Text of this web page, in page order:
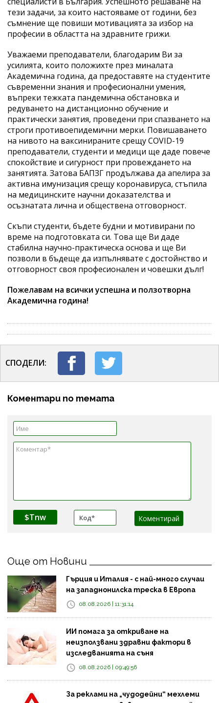
тези задачи, за които настояваме от години, без
съмнение ще повиши мотивацията за избор на
професии в областта на здравните грижи.
Уважаеми преподаватели, благодарим Ви за
усилията, които положихте през миналата
Академична година, да предоставяте на студентите
съвременни знания и професионални умения,
въпреки тежката пандемична обстановка и
редуването на дистанционно обучение и
практически занятия, проведени при спазването на
строги противоепидемични мерки. Повишаването
на нивото на ваксинираните срещу COVID-19
преподаватели, студенти и медици ще даде повече
спокойствие и сигурност при провеждането на
занятията. Затова БАПЗГ продължава да апелира за
активна имунизация срещу коронавируса, стъпила
на медицинските научни доказателства и
осъзнатата лична и обществена отговорност.
Скъпи студенти, бъдете будни и мотивирани по
време на подготовката си. Това ще Ви даде
стабилна научно-практическа основа и ще Ви
позволи в бъдеще да изпълнявате с достойнство и
отговорност своя професионален и човешки дълг!
Пожелавам на всички успешна и ползотворна
Академична година!
СПОДЕЛИ:
Коментари по темата
$Tnw
Още от Новини
Гърция и Италия - с най-много случаи
на западнонилска треска в Европа
08.08.2026 | 11:31:14
ИИ помага за откриване на
неизползвани здравни фактори в
изследванията на съня
08.08.2026 | 09:49:56
За реклами на „чудодейни“ мехлеми